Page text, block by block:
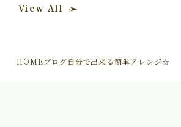
View All
HOMEブログ自分で出来る簡単アレンジ☆